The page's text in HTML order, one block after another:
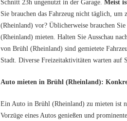
Schnitt 23h ungenutzt in der Garage. Meist
Sie brauchen das Fahrzeug nicht täglich,
(Rheinland) vor? Üblicherweise brauchen
(Rheinland) mieten. Halten Sie Ausschau
von Brühl (Rheinland) sind gemietete
Stadt. Diverse Freizeitaktivitäten warten auf
Auto mieten in Brühl (Rheinland):
Ein Auto in Brühl (Rheinland) zu mieten ist
Vorzüge eines Autos genießen und